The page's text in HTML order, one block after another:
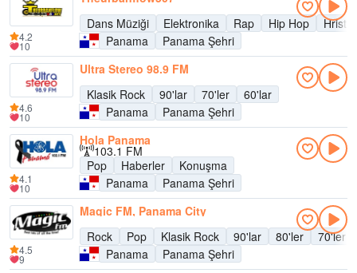
Dans Müziği
Elektronika Rap Hip Hop
Panama
Panama Şehri
4.2
10
Ultra Stereo 98.9 FM
Klasik Rock
90'lar 70'ler
60'lar
Panama
Panama Şehri
4.6
10
Hola Panama
103.1 FM
Pop
Haberler
Konuşma
Panama
Panama Şehri
4.1
10
Magic FM, Panama City
Rock
Pop Klasik Rock 90'lar 80'ler
70'ler
Panama
Panama Şehri
4.5
9